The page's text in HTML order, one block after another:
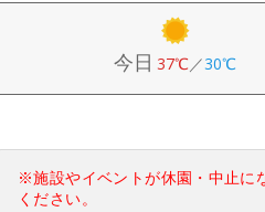
今日 37℃／30℃
※施設やイベントが休園・中止に
ください。